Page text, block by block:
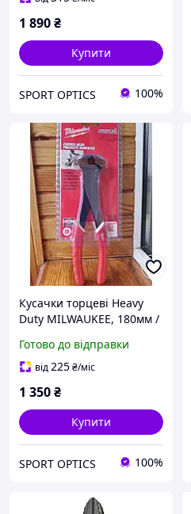
1 890₴
Купити
SPORT OPTICS 100%
Кусачки торцеві Heavy
Duty MILWAUKEE, 180мм /
Готово до відправки
від225₴/міс
1 350₴
Купити
SPORT OPTICS 100%